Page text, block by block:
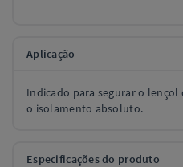
Aplicação
Indicado para segurar o
o isolamento absoluto.
Especificações do produto